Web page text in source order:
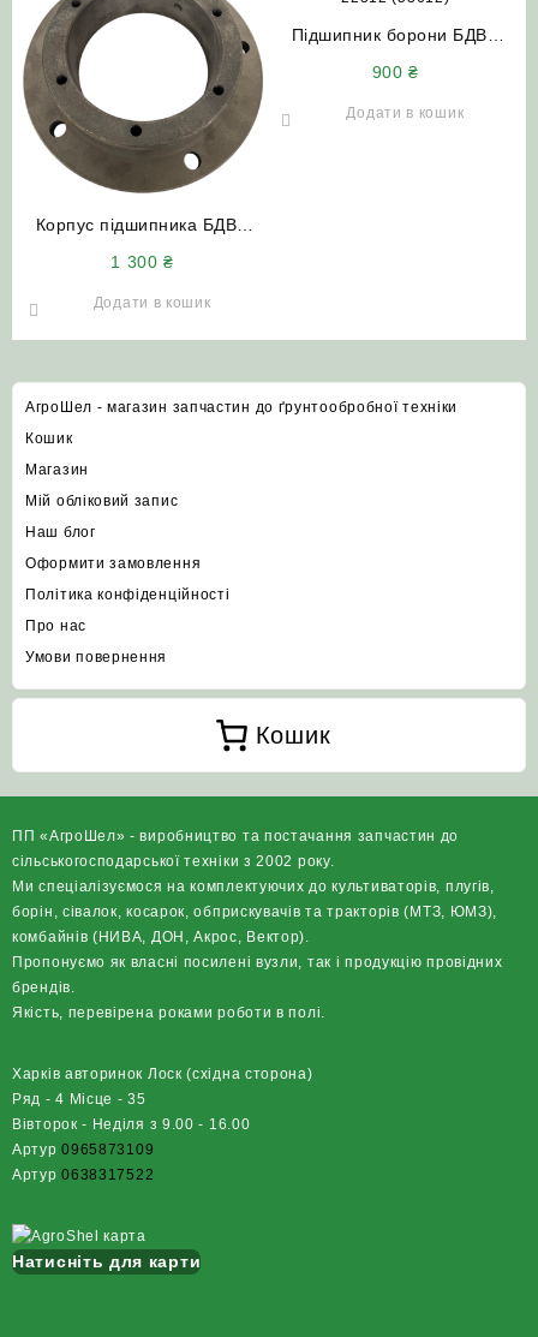
Корпус підшипника БДВП
1 300₴
Додати в кошик
Підшипник борони БДВП
900₴
Додати в кошик
АгроШел - магазин запчастин до ґрунтообробної техніки
Кошик
Магазин
Мій обліковий запис
Наш блог
Оформити замовлення
Політика конфіденційності
Про нас
Умови повернення
Кошик
ПП «АгроШел» - виробництво та постачання запчастин до
сільськогосподарської техніки з 2002 року.
Ми спеціалізуємося на комплектуючих до культиваторів, плугів,
борін, сівалок, косарок, обприскувачів та тракторів (МТЗ, ЮМЗ),
комбайнів (НИВА, ДОН, Акрос, Вектор).
Пропонуємо як власні посилені вузли, так і продукцію провідних
брендів.
Якість, перевірена роками роботи в полі.
Харків авторинок Лоск (східна сторона)
Ряд - 4 Місце - 35
Вівторок - Неділя з 9.00 - 16.00
Артур0965873109
Артур0638317522
Натисніть для карти